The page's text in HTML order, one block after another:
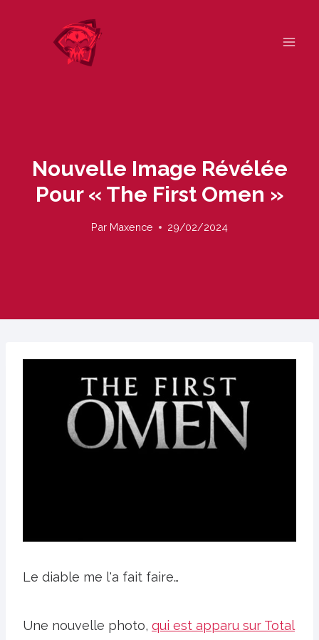
Nouvelle Image Révélée
Pour « The First Omen »
Par Maxence 29/02/2024
Le diable me l'a fait faire…
Une nouvelle photo, qui est apparu sur Total